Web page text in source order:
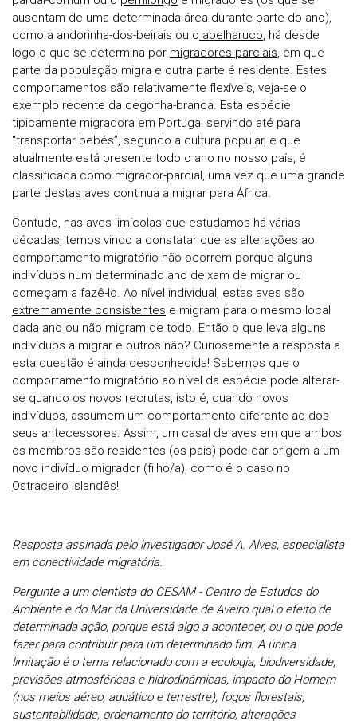
ausentam de uma determinada área durante parte do ano),
como a andorinha-dos-beirais ou o abelharuco, há desde
logo o que se determina por migradores-parciais, em que
parte da população migra e outra parte é residente. Estes
comportamentos são relativamente flexíveis, veja-se o
exemplo recente da cegonha-branca. Esta espécie
tipicamente migradora em Portugal servindo até para
“transportar bebés”, segundo a cultura popular, e que
atualmente está presente todo o ano no nosso país, é
classificada como migrador-parcial, uma vez que uma grande
parte destas aves continua a migrar para África.
Contudo, nas aves limícolas que estudamos há várias
décadas, temos vindo a constatar que as alterações ao
comportamento migratório não ocorrem porque alguns
indivíduos num determinado ano deixam de migrar ou
começam a fazê-lo. Ao nível individual, estas aves são
extremamente consistentes e migram para o mesmo local
cada ano ou não migram de todo. Então o que leva alguns
indivíduos a migrar e outros não? Curiosamente a resposta a
esta questão é ainda desconhecida! Sabemos que o
comportamento migratório ao nível da espécie pode alterar-
se quando os novos recrutas, isto é, quando novos
indivíduos, assumem um comportamento diferente ao dos
seus antecessores. Assim, um casal de aves em que ambos
os membros são residentes (os pais) pode dar origem a um
novo indivíduo migrador (filho/a), como é o caso no
Ostraceiro islandês!
Resposta assinada pelo investigador José A. Alves, especialista
em conectividade migratória.
Pergunte a um cientista do CESAM - Centro de Estudos do
Ambiente e do Mar da Universidade de Aveiro qual o efeito de
determinada ação, porque está algo a acontecer, ou o que pode
fazer para contribuir para um determinado fim. A única
limitação é o tema relacionado com a ecologia, biodiversidade,
previsões atmosféricas e hidrodinâmicas, impacto do Homem
(nos meios aéreo, aquático e terrestre), fogos florestais,
sustentabilidade, ordenamento do território, alterações